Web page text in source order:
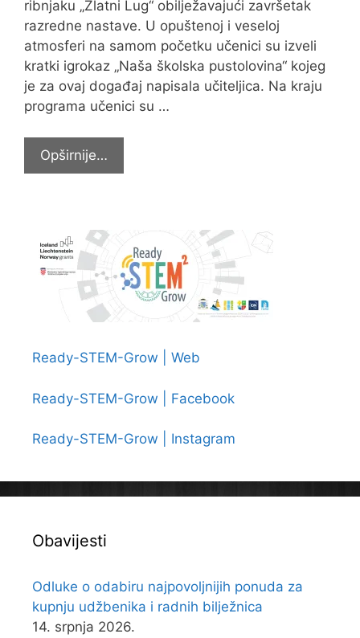
ribnjaku „Zlatni Lug“ obilježavajući završetak
razredne nastave. U opuštenoj i veseloj
atmosferi na samom početku učenici su izveli
kratki igrokaz „Naša školska pustolovina“ kojeg
je za ovaj događaj napisala učiteljica. Na kraju
programa učenici su …
Opširnije…
PRIREDBA
4.B
RAZREDA
Ready-STEM-Grow | Web
Ready-STEM-Grow | Facebook
Ready-STEM-Grow | Instagram
Obavijesti
Odluke o odabiru najpovoljnijih ponuda za
kupnju udžbenika i radnih bilježnica
14. srpnja 2026.